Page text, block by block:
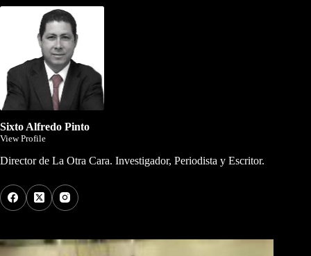
Sixto Alfredo Pinto
View Profile
Director de La Otra Cara. Investigador, Periodista y Escritor.